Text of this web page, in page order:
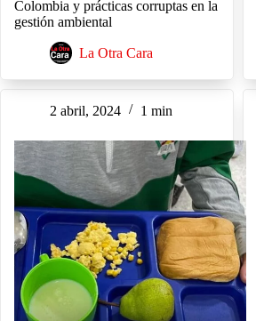
Colombia y prácticas corruptas en la
gestión ambiental
La Otra Cara
2 abril, 2024 1 min